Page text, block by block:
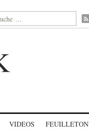
VIDEOS FEUILLETON